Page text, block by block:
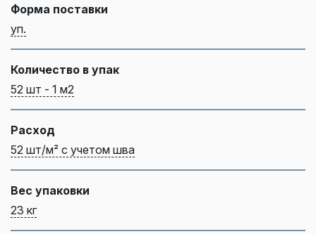
Форма поставки
уп.
Количество в упак
52 шт - 1 м2
Расход
52 шт/м² с учетом шва
Вес упаковки
23 кг